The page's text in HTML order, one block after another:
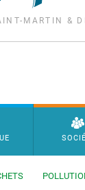
MARTIN &